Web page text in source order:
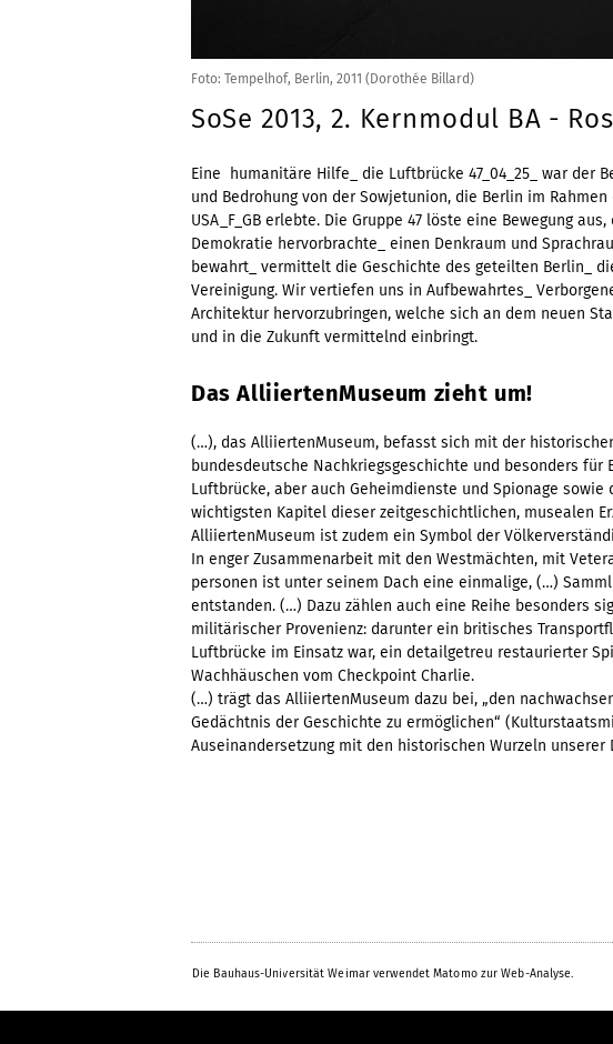
Foto: Tempelhof, Berlin, 2011 (Dorothée Billard)
SoSe 2013, 2. Kernmodul BA -
Eine humanitäre Hilfe_ die Luftbrücke 47_04_25_ war der
und Bedrohung von der Sowjetunion, die Berlin im
USA_F_GB erlebte. Die Gruppe 47 löste eine Bewegung
Demokratie hervorbrachte_ einen Denkraum und
bewahrt_ vermittelt die Geschichte des geteilten Berlin_
Vereinigung. Wir vertiefen uns in Aufbewahrtes_
Architektur hervorzubringen, welche sich an dem neuen
und in die Zukunft vermittelnd einbringt.
Das AlliiertenMuseum zieht um!
(…), das AlliiertenMuseum, befasst sich mit der
bundesdeutsche Nachkriegsgeschichte und besonders für
Luftbrücke, aber auch Geheimdienste und Spionage
wichtigsten Kapitel dieser zeitgeschichtlichen, musealen
AlliiertenMuseum ist zudem ein Symbol der
In enger Zusammenarbeit mit den Westmächten, mit
personen ist unter seinem Dach eine einmalige, (…)
entstanden. (…) Dazu zählen auch eine Reihe besonders
militärischer Provenienz: darunter ein britisches
Luftbrücke im Einsatz war, ein detailgetreu restaurierter
Wachhäuschen vom Checkpoint Charlie.
(…) trägt das AlliiertenMuseum dazu bei, „den
Gedächtnis der Geschichte zu ermöglichen“
Auseinandersetzung mit den historischen Wurzeln unserer
Die Bauhaus-Universität Weimar verwendet Matomo zur Web-Analyse.